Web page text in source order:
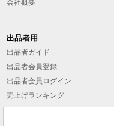
会社概要
出品者用
出品者ガイド
出品者会員登録
出品者会員ログイン
売上げランキング